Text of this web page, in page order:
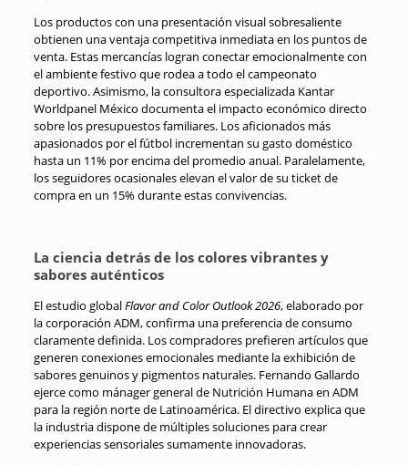
Los productos con una presentación visual sobresaliente
obtienen una ventaja competitiva inmediata en los puntos de
venta. Estas mercancías logran conectar emocionalmente con
el ambiente festivo que rodea a todo el campeonato
deportivo. Asimismo, la consultora especializada Kantar
Worldpanel México documenta el impacto económico directo
sobre los presupuestos familiares. Los aficionados más
apasionados por el fútbol incrementan su gasto doméstico
hasta un 11% por encima del promedio anual. Paralelamente,
los seguidores ocasionales elevan el valor de su ticket de
compra en un 15% durante estas convivencias.
La ciencia detrás de los colores vibrantes y
sabores auténticos
El estudio globalFlavor and Color Outlook 2026, elaborado por
la corporación ADM, confirma una preferencia de consumo
claramente definida. Los compradores prefieren artículos que
generen conexiones emocionales mediante la exhibición de
sabores genuinos y pigmentos naturales. Fernando Gallardo
ejerce como mánager general de Nutrición Humana en ADM
para la región norte de Latinoamérica. El directivo explica que
la industria dispone de múltiples soluciones para crear
experiencias sensoriales sumamente innovadoras.